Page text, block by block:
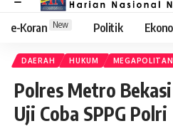
e-Koran New Politik
DAERAH HUKUM MEGAPOLITAN
Polres Metro
Uji Coba SPPG Polri